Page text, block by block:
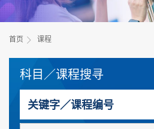
容
首页 课程
科目／课程搜寻